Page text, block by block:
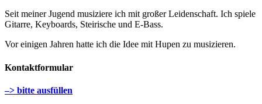
Seit meiner Jugend musiziere ich mit großer Leidenschaft. Ich spiele
Gitarre, Keyboards, Steirische und E-Bass.
Vor einigen Jahren hatte ich die Idee mit Hupen zu musizieren.
Kontaktformular
–> bitte ausfüllen